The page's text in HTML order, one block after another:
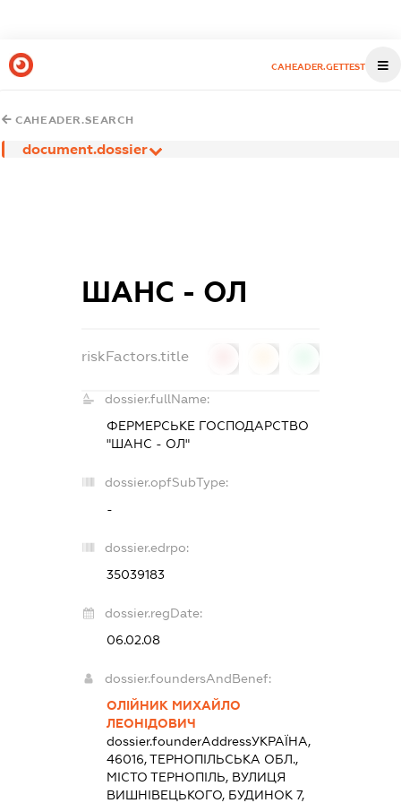
CAHEADER.GETTEST
CAHEADER.SEARCH
document.dossier
ШАНС - ОЛ
riskFactors.title
dossier.fullName:
ФЕРМЕРСЬКЕ ГОСПОДАРСТВО
"ШАНС - ОЛ"
dossier.opfSubType:
-
dossier.edrpo:
35039183
dossier.regDate:
06.02.08
dossier.foundersAndBenef:
ОЛІЙНИК МИХАЙЛО
ЛЕОНІДОВИЧ
dossier.founderAddressУКРАЇНА,
46016, ТЕРНОПІЛЬСЬКА ОБЛ.,
МІСТО ТЕРНОПІЛЬ, ВУЛИЦЯ
ВИШНІВЕЦЬКОГО, БУДИНОК 7,